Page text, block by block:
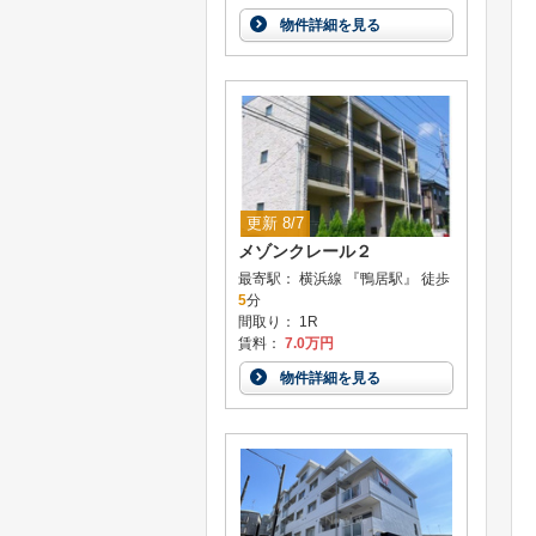
物件詳細を見る
更新 8/7
メゾンクレール２
最寄駅： 横浜線 『鴨居駅』 徒歩
5分
間取り： 1R
賃料： 7.0万円
物件詳細を見る